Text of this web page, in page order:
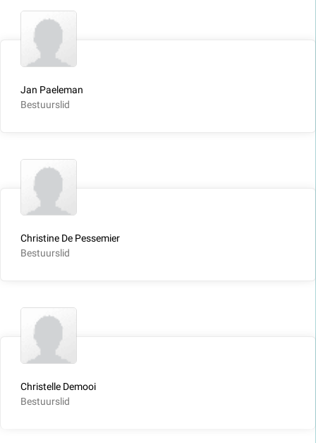
Jan Paeleman
Bestuurslid
Christine De Pessemier
Bestuurslid
Christelle Demooi
Bestuurslid